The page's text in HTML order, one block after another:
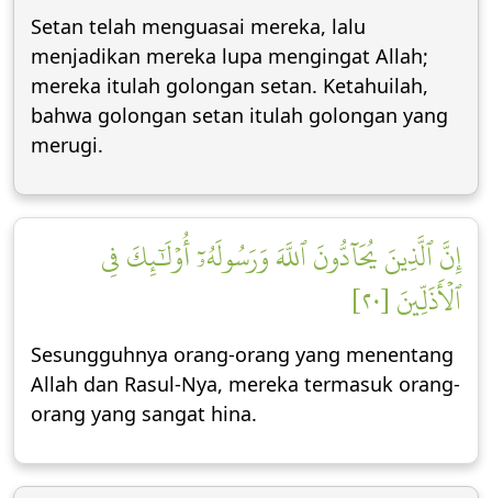
Setan telah menguasai mereka, lalu
menjadikan mereka lupa mengingat Allah;
mereka itulah golongan setan. Ketahuilah,
bahwa golongan setan itulah golongan yang
merugi.
إِنَّ ٱلَّذِينَ يُحَآدُّونَ ٱللَّهَ وَرَسُولَهُۥٓ أُوْلَٰٓئِكَ فِي
ٱلۡأَذَلِّينَ [٢٠]
Sesungguhnya orang-orang yang menentang
Allah dan Rasul-Nya, mereka termasuk orang-
orang yang sangat hina.